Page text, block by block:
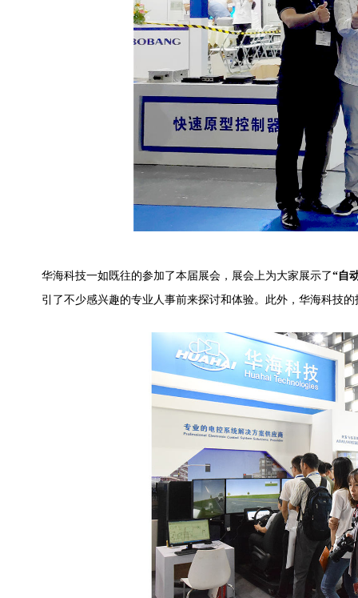
华海科技一如既往的参加了本届展会，展会上为大家展示了“自
引了不少感兴趣的专业人事前来探讨和体验。此外，华海科技